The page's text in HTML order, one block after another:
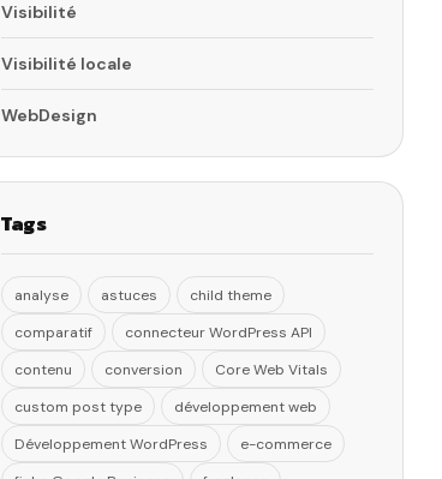
Visibilité
Visibilité locale
WebDesign
Tags
analyse astuces
child theme
comparatif
connecteur WordPress API
contenu
conversion
Core Web Vitals
custom post type
développement web
Développement WordPress
e-commerce